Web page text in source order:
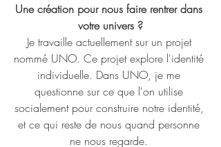
Une création pour nous faire rentrer dans
votre univers ?
Je travaille actuellement sur un projet
nommé UNO. Ce projet explore l'identité
individuelle. Dans UNO, je me
questionne sur ce que l'on utilise
socialement pour construire notre identité,
et ce qui reste de nous quand personne
ne nous regarde.